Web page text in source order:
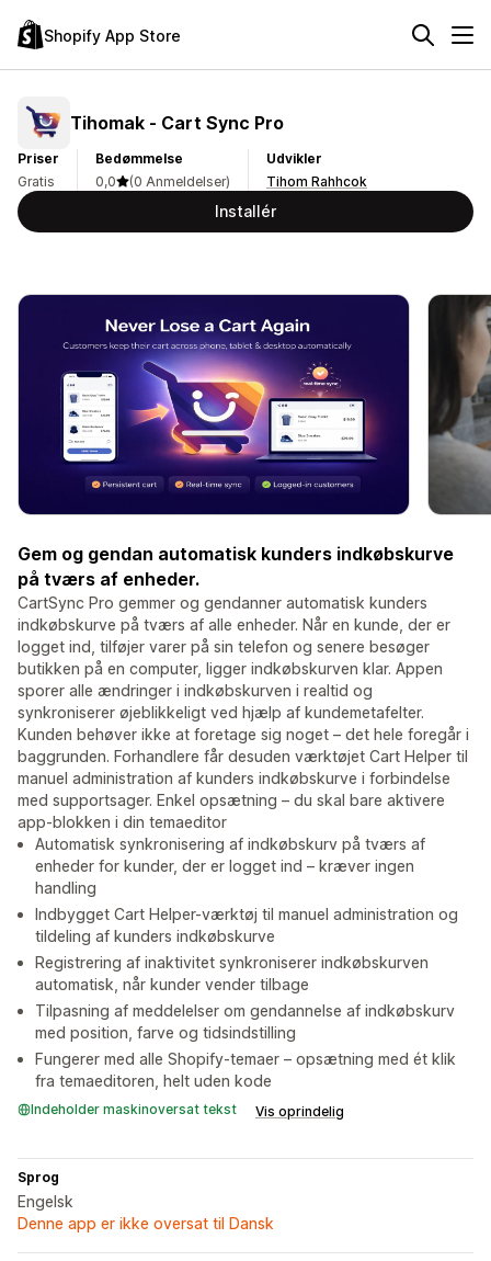
Shopify App Store
Tihomak ‑ Cart Sync Pro
Priser
Gratis
Bedømmelse
0,0
(0 Anmeldelser)
Udvikler
Tihom Rahhcok
Installér
Gem og gendan automatisk kunders indkøbskurve
på tværs af enheder.
CartSync Pro gemmer og gendanner automatisk kunders
indkøbskurve på tværs af alle enheder. Når en kunde, der er
logget ind, tilføjer varer på sin telefon og senere besøger
butikken på en computer, ligger indkøbskurven klar. Appen
sporer alle ændringer i indkøbskurven i realtid og
synkroniserer øjeblikkeligt ved hjælp af kundemetafelter.
Kunden behøver ikke at foretage sig noget – det hele foregår i
baggrunden. Forhandlere får desuden værktøjet Cart Helper til
manuel administration af kunders indkøbskurve i forbindelse
med supportsager. Enkel opsætning – du skal bare aktivere
app-blokken i din temaeditor
Automatisk synkronisering af indkøbskurv på tværs af
enheder for kunder, der er logget ind – kræver ingen
handling
Indbygget Cart Helper-værktøj til manuel administration og
tildeling af kunders indkøbskurve
Registrering af inaktivitet synkroniserer indkøbskurven
automatisk, når kunder vender tilbage
Tilpasning af meddelelser om gendannelse af indkøbskurv
med position, farve og tidsindstilling
Fungerer med alle Shopify-temaer – opsætning med ét klik
fra temaeditoren, helt uden kode
Indeholder maskinoversat tekst Vis oprindelig
Sprog
Engelsk
Denne app er ikke oversat til Dansk